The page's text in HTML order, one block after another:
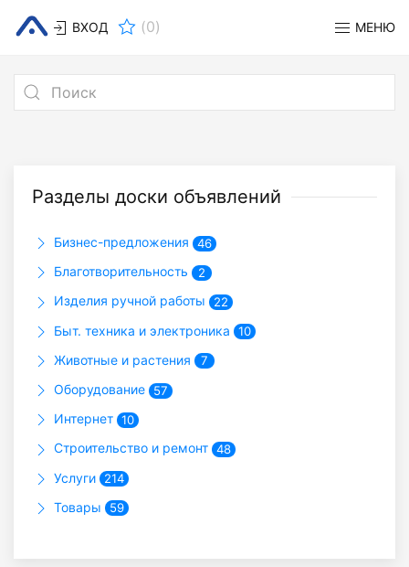
ВХОД (0) МЕНЮ
Разделы доски объявлений
Бизнес-предложения 46
Благотворительность 2
Изделия ручной работы 22
Быт. техника и электроника 10
Животные и растения 7
Оборудование 57
Интернет 10
Строительство и ремонт 48
Услуги 214
Товары 59